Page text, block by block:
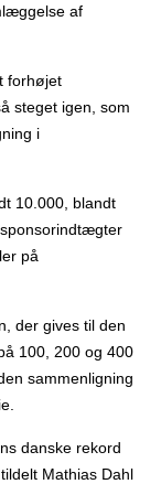
af
forhøjet
steget igen, som
i
10.000, blandt
på
der gives til den
100, 200 og 400
sammenligning
danske rekord
Mathias Dahl